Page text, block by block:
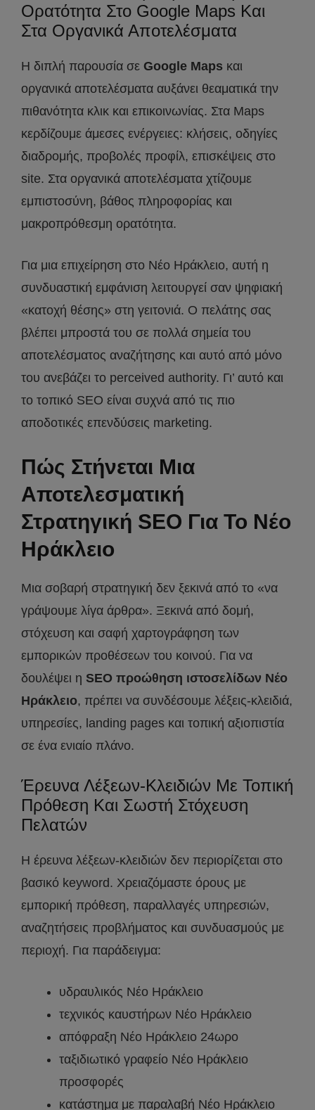
Ορατότητα Στο Google Maps Και
Στα Οργανικά Αποτελέσματα
Η διπλή παρουσία σε Google Maps και
οργανικά αποτελέσματα αυξάνει θεαματικά την
πιθανότητα κλικ και επικοινωνίας. Στα Maps
κερδίζουμε άμεσες ενέργειες: κλήσεις, οδηγίες
διαδρομής, προβολές προφίλ, επισκέψεις στο
site. Στα οργανικά αποτελέσματα χτίζουμε
εμπιστοσύνη, βάθος πληροφορίας και
μακροπρόθεσμη ορατότητα.
Για μια επιχείρηση στο Νέο Ηράκλειο, αυτή η
συνδυαστική εμφάνιση λειτουργεί σαν ψηφιακή
«κατοχή θέσης» στη γειτονιά. Ο πελάτης σας
βλέπει μπροστά του σε πολλά σημεία του
αποτελέσματος αναζήτησης και αυτό από μόνο
του ανεβάζει το perceived authority. Γι’ αυτό και
το τοπικό SEO είναι συχνά από τις πιο
αποδοτικές επενδύσεις marketing.
Πώς Στήνεται Μια
Αποτελεσματική
Στρατηγική SEO Για Το Νέο
Ηράκλειο
Μια σοβαρή στρατηγική δεν ξεκινά από το «να
γράψουμε λίγα άρθρα». Ξεκινά από δομή,
στόχευση και σαφή χαρτογράφηση των
εμπορικών προθέσεων του κοινού. Για να
δουλέψει η SEO προώθηση ιστοσελίδων Νέο
Ηράκλειο, πρέπει να συνδέσουμε λέξεις-κλειδιά,
υπηρεσίες, landing pages και τοπική αξιοπιστία
σε ένα ενιαίο πλάνο.
Έρευνα Λέξεων-Κλειδιών Με Τοπική
Πρόθεση Και Σωστή Στόχευση
Πελατών
Η έρευνα λέξεων-κλειδιών δεν περιορίζεται στο
βασικό keyword. Χρειαζόμαστε όρους με
εμπορική πρόθεση, παραλλαγές υπηρεσιών,
αναζητήσεις προβλήματος και συνδυασμούς με
περιοχή. Για παράδειγμα:
υδραυλικός Νέο Ηράκλειο
τεχνικός καυστήρων Νέο Ηράκλειο
απόφραξη Νέο Ηράκλειο 24ωρο
ταξιδιωτικό γραφείο Νέο Ηράκλειο
προσφορές
κατάστημα με παραλαβή Νέο Ηράκλειο